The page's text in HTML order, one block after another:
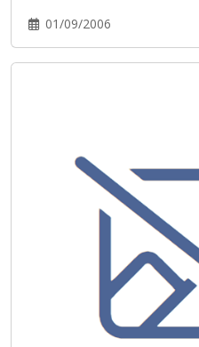
01/09/2006